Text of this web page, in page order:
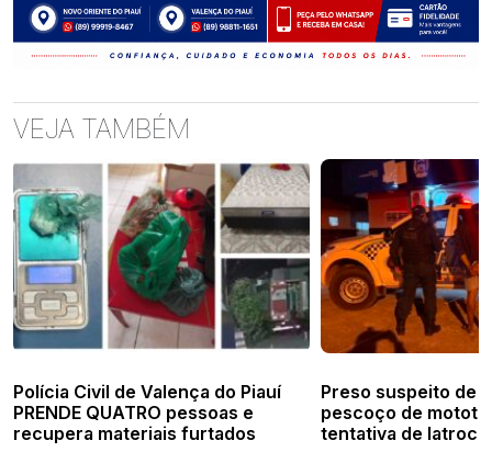
VEJA TAMBÉM
Polícia Civil de Valença do Piauí
PRENDE QUATRO pessoas e
recupera materiais furtados
Preso suspeito de
pescoço de
tentativa de